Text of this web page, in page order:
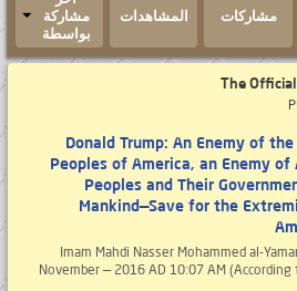
مشاركات المشاهدات
مشاركة
بواسطة
The
‎Donald Trump: An Enemy of
Peoples of America, an Enemy
Peoples and Their
Mankind—Save for the
‎Imam Mahdi Nasser Mohammed al-
November — 2016 AD ‎10:07 AM